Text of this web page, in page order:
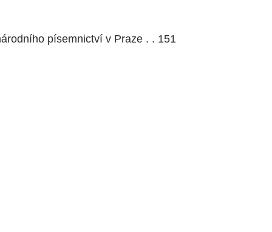
písemnictví v Praze . . 151